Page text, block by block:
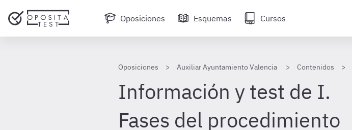
Oposiciones Esquemas Cursos
Oposiciones Auxiliar Ayuntamiento Valencia Contenidos
Información y test de I.
Fases del procedimiento